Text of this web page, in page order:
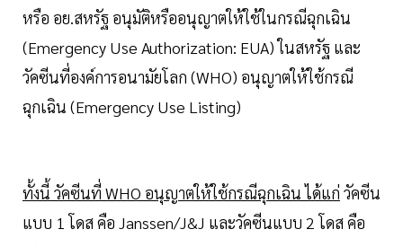
หรือ อย.สหรัฐ อนุมัติหรืออนุญาตให้ใช้ในกรณีฉุกเฉิน
(Emergency Use Authorization: EUA) ในสหรัฐ และ
วัคซีนที่องค์การอนามัยโลก (WHO) อนุญาตให้ใช้กรณี
ฉุกเฉิน (Emergency Use Listing)
ทั้งนี้ วัคซีนที่ WHO อนุญาตให้ใช้กรณีฉุกเฉิน ได้แก่ วัคซีน
แบบ 1 โดส คือ Janssen/J&J และวัคซีนแบบ 2 โดส คือ